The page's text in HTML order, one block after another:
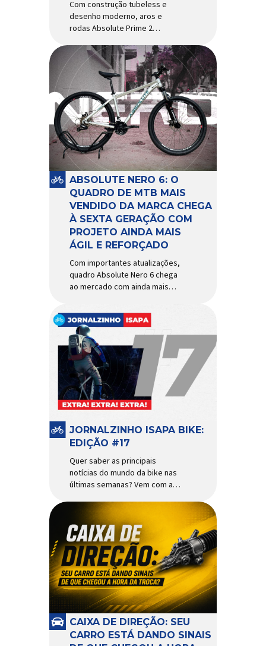
Com construção tubeless e
desenho moderno, aros e
rodas Absolute Prime 2
diversas melhorias No
mercado brasileiro há alguns
anos, os aros e as rodas
Absolute Prime chegaram
como uma opção para pilotos
de cross country e trail em
busca de alto desempenho e
preço realmente competitivo.
Para isso, a marca […]
ABSOLUTE NERO 6: O
QUADRO DE MTB MAIS
VENDIDO DA MARCA CHEGA
À SEXTA GERAÇÃO COM
PROJETO AINDA MAIS
ÁGIL E REFORÇADO
Com importantes atualizações,
quadro Absolute Nero 6 chega
ao mercado com ainda mais
uso urbano e MTB recreacional
Um dos quadros de maior
sucesso do mercado de
bicicletas brasileiro chega em
nova versão: o
Absolute Nero 6, sexta geração
do quadro mais vendido da
marca nacional. Extremamente
popular para quem busca uma
JORNALZINHO ISAPA BIKE:
EDIÇÃO #17
Quer saber as principais
notícias do mundo da bike nas
últimas semanas? Vem com a
chegou! Clique aqui e leia
agora mesmo!
CAIXA DE DIREÇÃO: SEU
CARRO ESTÁ DANDO SINAIS